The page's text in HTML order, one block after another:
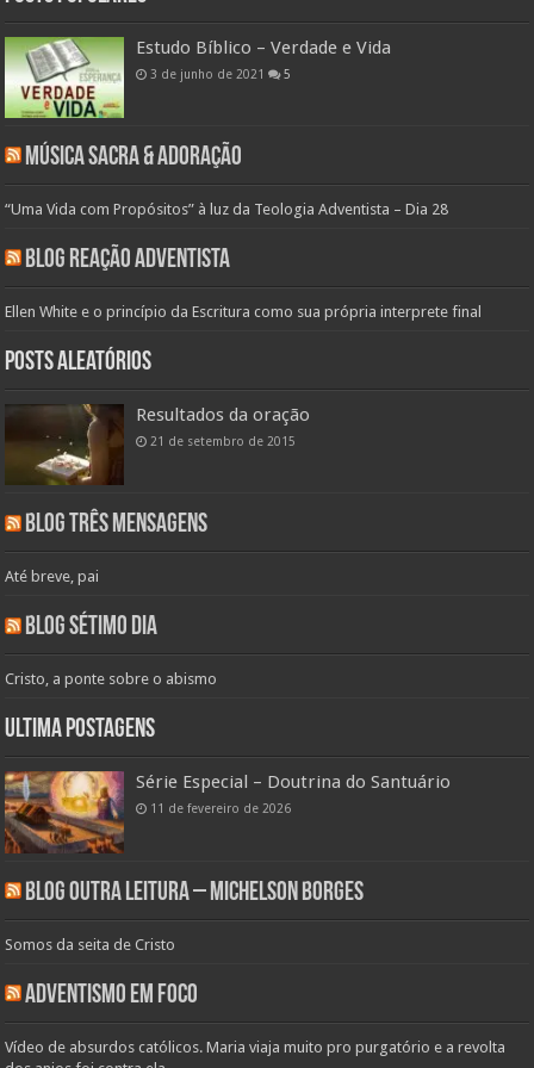
Estudo Bíblico – Verdade e Vida
3 de junho de 2021 5
Música Sacra & Adoração
“Uma Vida com Propósitos” à luz da Teologia Adventista – Dia 28
Blog Reação Adventista
Ellen White e o princípio da Escritura como sua própria interprete final
Posts aleatórios
Resultados da oração
21 de setembro de 2015
Blog Três Mensagens
Até breve, pai
Blog Sétimo Dia
Cristo, a ponte sobre o abismo
Ultima Postagens
Série Especial – Doutrina do Santuário
11 de fevereiro de 2026
Blog Outra Leitura – Michelson Borges
Somos da seita de Cristo
Adventismo em Foco
Vídeo de absurdos católicos. Maria viaja muito pro purgatório e a revolta